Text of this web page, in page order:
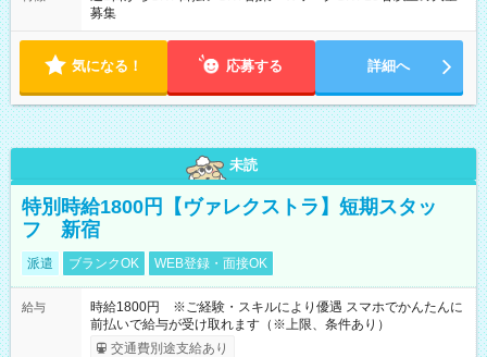
募集
気になる！ 応募する 詳細へ
未読
特別時給1800円【ヴァレクストラ】短期スタッ
フ 新宿
派遣 ブランクOK WEB登録・面接OK
給与
時給1800円 ※ご経験・スキルにより優遇 スマホでかんたんに
前払いで給与が受け取れます（※上限、条件あり）
交通費別途支給あり